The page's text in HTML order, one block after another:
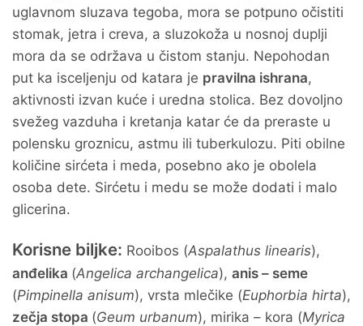
uglavnom sluzava tegoba, mora se potpuno očistiti
stomak, jetra i creva, a sluzokoža u nosnoj duplji
mora da se održava u čistom stanju. Nepohodan
put ka isceljenju od katara je pravilna ishrana,
aktivnosti izvan kuće i uredna stolica. Bez dovoljno
svežeg vazduha i kretanja katar će da preraste u
polensku groznicu, astmu ili tuberkulozu. Piti obilne
količine sirćeta i meda, posebno ako je obolela
osoba dete. Sirćetu i medu se može dodati i malo
glicerina.
Korisne biljke: Rooibos (Aspalathus linearis),
anđelika (Angelica archangelica), anis – seme
(Pimpinella anisum), vrsta mlečike (Euphorbia hirta),
zečja stopa (Geum urbanum), mirika – kora (Myrica